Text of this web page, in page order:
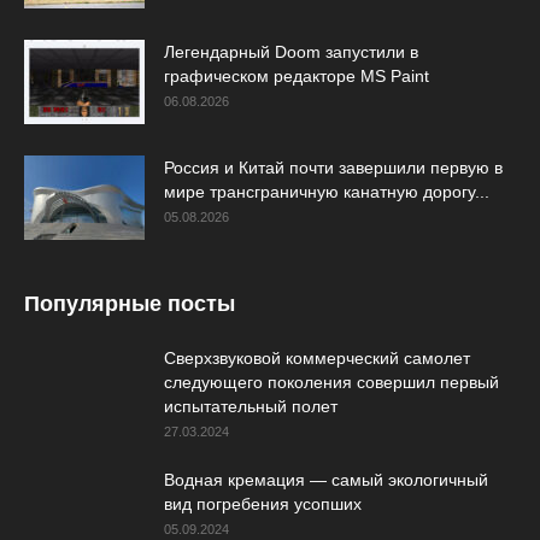
Легендарный Doom запустили в
графическом редакторе MS Paint
06.08.2026
Россия и Китай почти завершили первую в
мире трансграничную канатную дорогу...
05.08.2026
Популярные посты
Сверхзвуковой коммерческий самолет
следующего поколения совершил первый
испытательный полет
27.03.2024
Водная кремация — самый экологичный
вид погребения усопших
05.09.2024